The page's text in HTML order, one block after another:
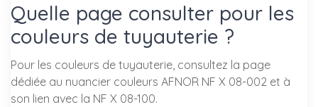
Quelle page consulter pour les
couleurs de tuyauterie ?
Pour les couleurs de tuyauterie, consultez la page
dédiée au nuancier couleurs AFNOR NF X 08-002 et à
son lien avec la NF X 08-100.